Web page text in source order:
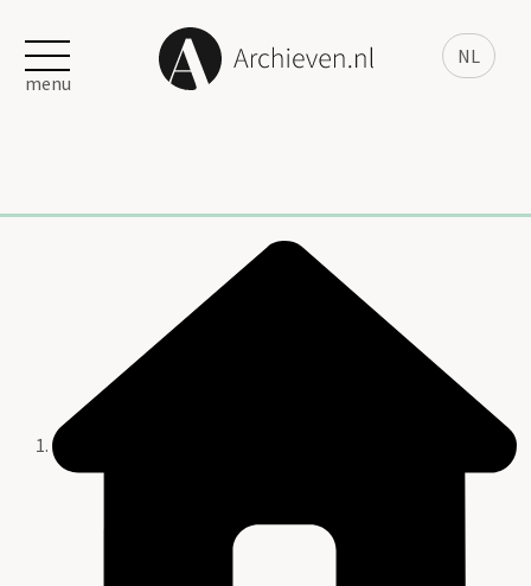
NL
menu